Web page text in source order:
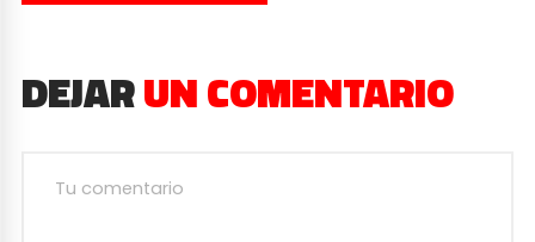
DEJARUN COMENTARIO